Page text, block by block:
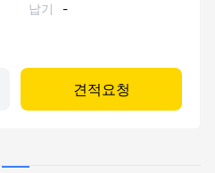
납기 -
견적요청